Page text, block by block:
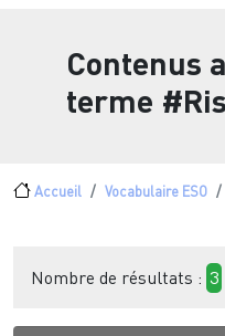
Contenus
terme
Fil d'Ariane
Accueil Vocabulaire ESO
Nombre de résultats : 3